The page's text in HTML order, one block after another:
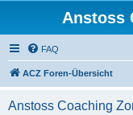
Anstoss
FAQ
ACZ Foren-Übersicht
Anstoss Coaching